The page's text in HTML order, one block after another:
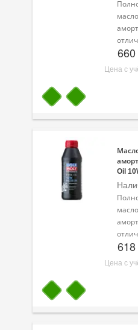
660
Цена с
Oil
618
Цена с